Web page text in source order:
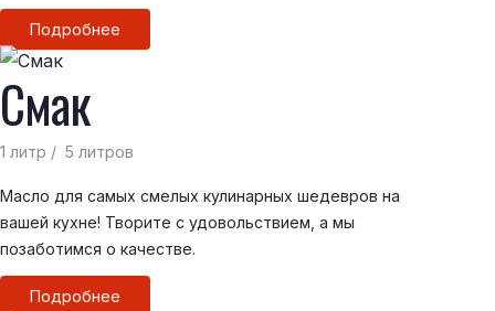
Подробнее
Смак
1 литр / 5 литров
Масло для самых смелых кулинарных шедевров на
вашей кухне! Творите с удовольствием, а мы
позаботимся о качестве.
Подробнее